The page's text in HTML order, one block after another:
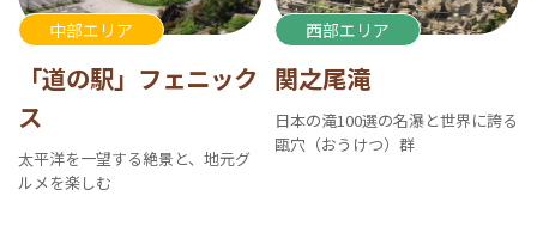
中部エリア
「道の駅」フェニック
ス
太平洋を一望する絶景と、地元グ
ルメを楽しむ
西部エリア
関之尾滝
日本の滝100選の名瀑と世界に誇る
甌穴（おうけつ）群